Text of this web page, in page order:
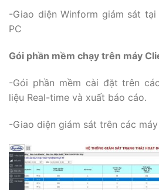
-Giao diện Winform giám sát
PC
Gói phần mềm chạy trên máy
-Gói phần mềm cài đặt trên
liệu Real-time và xuất báo cáo.
-Giao diện giám sát trên các